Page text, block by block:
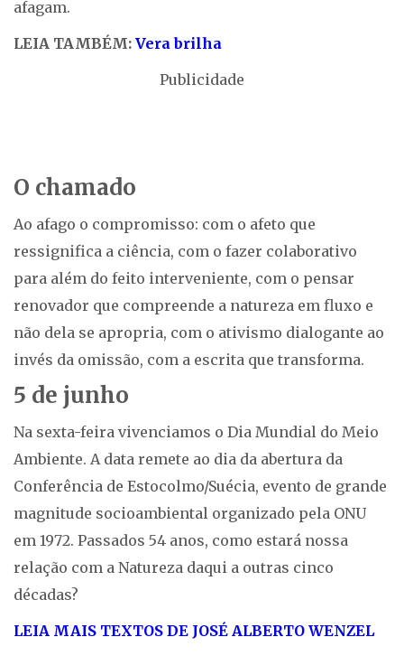
afagam.
LEIA TAMBÉM: Vera brilha
Publicidade
O chamado
Ao afago o compromisso: com o afeto que
ressignifica a ciência, com o fazer colaborativo
para além do feito interveniente, com o pensar
renovador que compreende a natureza em fluxo e
não dela se apropria, com o ativismo dialogante ao
invés da omissão, com a escrita que transforma.
5 de junho
Na sexta-feira vivenciamos o Dia Mundial do Meio
Ambiente. A data remete ao dia da abertura da
Conferência de Estocolmo/Suécia, evento de grande
magnitude socioambiental organizado pela ONU
em 1972. Passados 54 anos, como estará nossa
relação com a Natureza daqui a outras cinco
décadas?
LEIA MAIS TEXTOS DE JOSÉ ALBERTO WENZEL